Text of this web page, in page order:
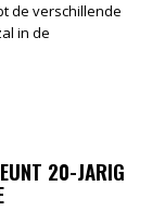
de verschillende
in de
20-JARIG